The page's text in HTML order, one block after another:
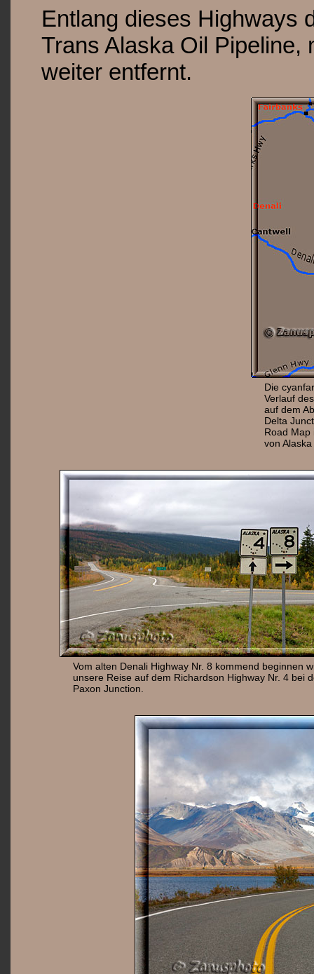
Entlang dieses Highways
Trans Alaska Oil Pipeline,
weiter entfernt.
Die
Verlauf
auf dem
Delta
Road Map
von
Vom alten Denali Highway Nr. 8 kommend beginnen
unsere Reise auf dem Richardson Highway Nr. 4 bei
Paxon Junction.